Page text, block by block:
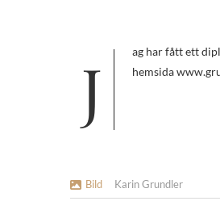
Jag har fått ett diplom för min medverkan i radio! Stoltare än stoltast!! 🙂 Har ni missat intervjun så finns den på min hemsida
Bild Karin Grundler